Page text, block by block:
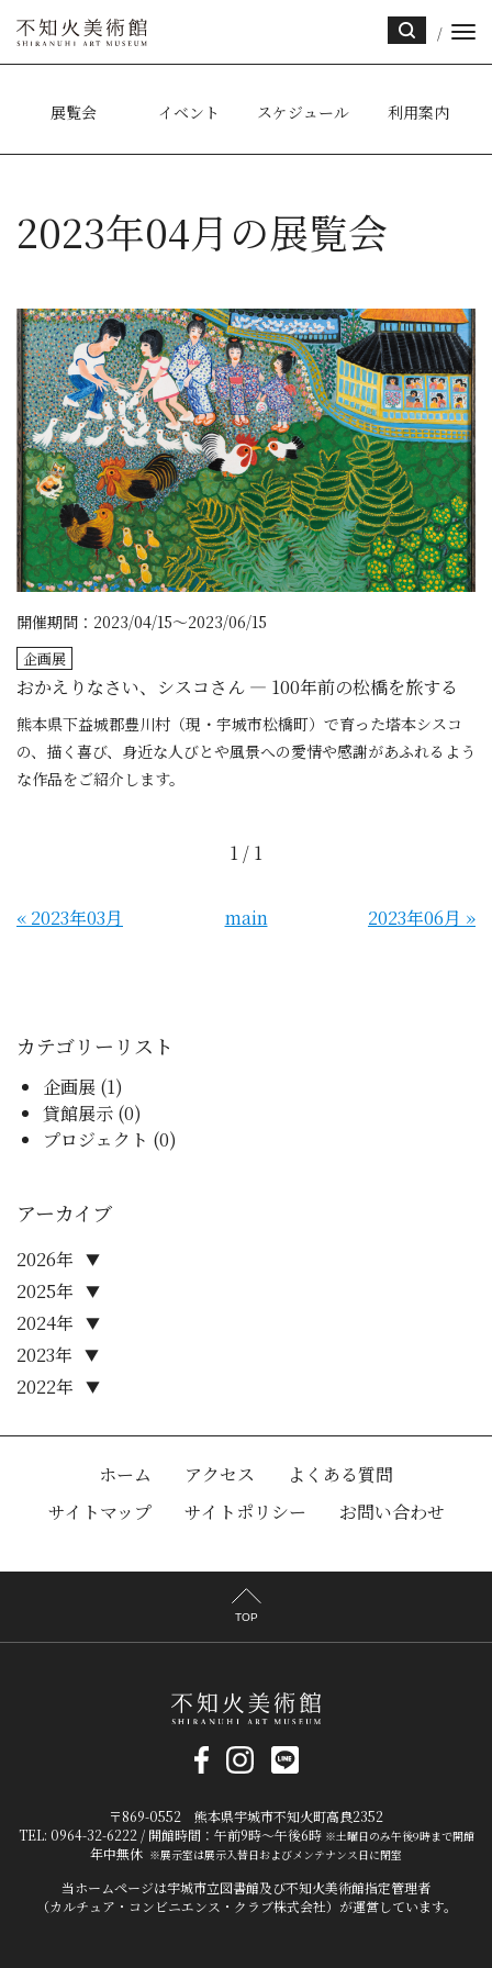
ト内
/
展覧会 イベント スケジュール 利用案内
2023年04月の展覧会
おかえりなさい、シスコさん ― 100年前の松橋を旅する
開催期間：2023/04/15～2023/06/15
熊本県下益城郡豊川村（現・宇城市松橋町）で育った塔本シスコ
の、描く喜び、身近な人びとや風景への愛情や感謝があふれるよう
な作品をご紹介します。
企画展
1 / 1
« 2023年03月 main 2023年06月 »
カテゴリーリスト
企画展 (1)
貸館展示 (0)
プロジェクト (0)
アーカイブ
2022年 ▼
2023年 ▼
2024年 ▼
2025年 ▼
2026年 ▼
ホーム アクセス
よくある質問
サイトマップ
サイトポリシー お問い合わせ
TOP
〒869-0552 熊本県宇城市不知火町高良2352
TEL: 0964-32-6222 / 開館時間：午前9時～午後6時 ※土曜日のみ午後9時まで開館
年中無休 ※展示室は展示入替日およびメンテナンス日に閉室
当ホームページは宇城市立図書館及び不知火美術館指定管理者
（カルチュア・コンビニエンス・クラブ株式会社）が運営しています。